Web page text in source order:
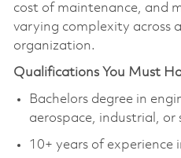
cost of maintenance, and
varying complexity across
organization.
Qualifications You Must
Bachelors degree in
aerospace, industrial, or
10+ years of experience